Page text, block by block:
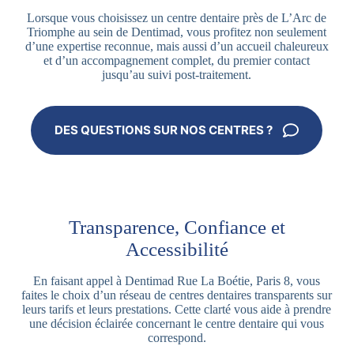
Lorsque vous choisissez un centre dentaire près de L’Arc de
Triomphe au sein de Dentimad, vous profitez non seulement
d’une expertise reconnue, mais aussi d’un accueil chaleureux
et d’un accompagnement complet, du premier contact
jusqu’au suivi post-traitement.
DES QUESTIONS SUR NOS CENTRES ?
Transparence, Confiance et
Accessibilité
En faisant appel à Dentimad Rue La Boétie, Paris 8, vous
faites le choix d’un réseau de centres dentaires transparents sur
leurs tarifs et leurs prestations. Cette clarté vous aide à prendre
une décision éclairée concernant le centre dentaire qui vous
correspond.